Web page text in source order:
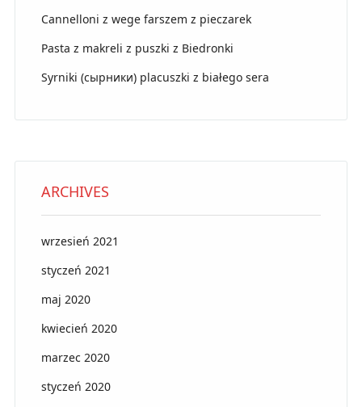
Cannelloni z wege farszem z pieczarek
Pasta z makreli z puszki z Biedronki
Syrniki (сырники) placuszki z białego sera
ARCHIVES
wrzesień 2021
styczeń 2021
maj 2020
kwiecień 2020
marzec 2020
styczeń 2020